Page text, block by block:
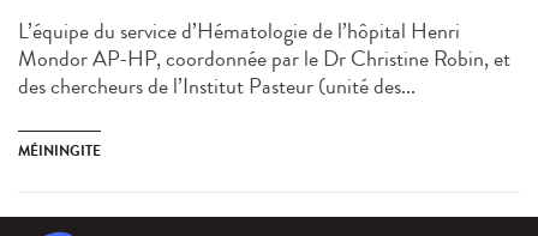
L’équipe du service d’Hématologie de l’hôpital Henri
Mondor AP-HP, coordonnée par le Dr Christine Robin, et
des chercheurs de l’Institut Pasteur (unité des...
MÉININGITE